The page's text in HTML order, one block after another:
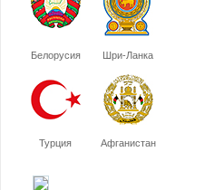
Белорусия Шри-Ланка
Турция Афганистан